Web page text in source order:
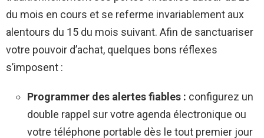
du mois en cours et se referme invariablement aux
alentours du 15 du mois suivant. Afin de sanctuariser
votre pouvoir d’achat, quelques bons réflexes
s’imposent :
Programmer des alertes fiables : configurez un
double rappel sur votre agenda électronique ou
votre téléphone portable dès le tout premier jour